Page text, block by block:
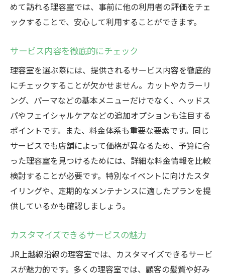
めて訪れる理容室では、事前に他の利用者の評価をチェ
ックすることで、安心して利用することができます。
サービス内容を徹底的にチェック
理容室を選ぶ際には、提供されるサービス内容を徹底的
にチェックすることが欠かせません。カットやカラーリ
ング、パーマなどの基本メニューだけでなく、ヘッドス
パやフェイシャルケアなどの追加オプションも注目する
ポイントです。また、料金体系も重要な要素です。同じ
サービスでも店舗によって価格が異なるため、予算に合
った理容室を見つけるためには、詳細な料金情報を比較
検討することが必要です。特別なイベントに向けたスタ
イリングや、定期的なメンテナンスに適したプランを提
供しているかも確認しましょう。
カスタマイズできるサービスの魅力
JR上越線沿線の理容室では、カスタマイズできるサービ
スが魅力的です。多くの理容室では、顧客の髪質や好み